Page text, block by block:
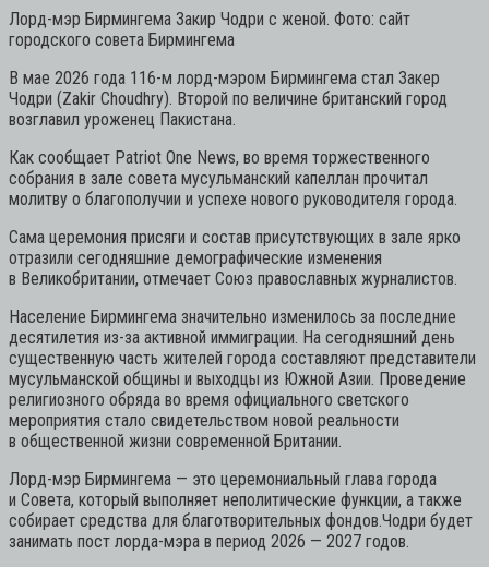
Лорд-мэр Бирмингема Закир Чодри с женой. Фото: сайт
городского совета Бирмингема
В мае 2026 года 116-м лорд-мэром Бирмингема стал Закер
Чодри (Zakir Choudhry). Второй по величине британский город
возглавил уроженец Пакистана.
Как сообщает Patriot One News, во время торжественного
собрания в зале совета мусульманский капеллан прочитал
молитву о благополучии и успехе нового руководителя города.
Сама церемония присяги и состав присутствующих в зале ярко
отразили сегодняшние демографические изменения
в Великобритании, отмечает Союз православных журналистов.
Население Бирмингема значительно изменилось за последние
десятилетия из-за активной иммиграции. На сегодняшний день
существенную часть жителей города составляют представители
мусульманской общины и выходцы из Южной Азии. Проведение
религиозного обряда во время официального светского
мероприятия стало свидетельством новой реальности
в общественной жизни современной Британии.
Лорд-мэр Бирмингема — это церемониальный глава города
и Совета, который выполняет неполитические функции, а также
собирает средства для благотворительных фондов.Чодри будет
занимать пост лорда-мэра в период 2026 — 2027 годов.